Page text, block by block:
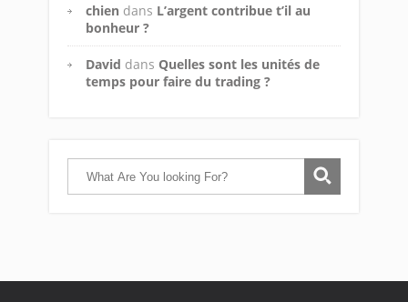
chien dans L’argent contribue t’il au
bonheur ?
David dans Quelles sont les unités de
temps pour faire du trading ?